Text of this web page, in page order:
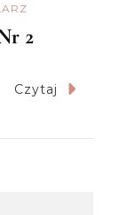
2
Czytaj